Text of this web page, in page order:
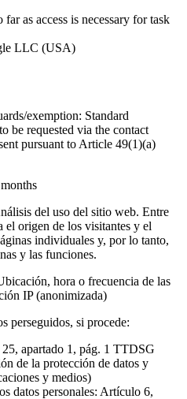
as access is necessary for task
LLC (USA)
exemption: Standard
be requested via the contact
pursuant to Article 49(1)(a)
del uso del sitio web. Entre
origen de los visitantes y el
individuales y, por lo tanto,
y las funciones.
hora o frecuencia de las
IP (anonimizada)
perseguidos, si procede:
apartado 1, pág. 1 TTDSG
de la protección de datos y
y medios)
datos personales: Artículo 6,